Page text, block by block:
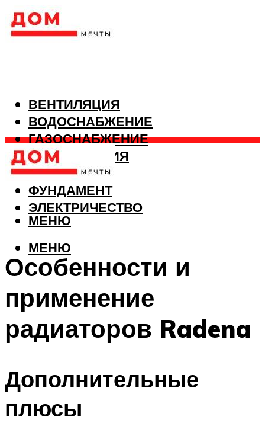
ВЕНТИЛЯЦИЯ
ВОДОСНАБЖЕНИЕ
ГАЗОСНАБЖЕНИЕ
КАНАЛИЗАЦИЯ
ОТОПЛЕНИЕ
ФУНДАМЕНТ
ЭЛЕКТРИЧЕСТВО
МЕНЮ
МЕНЮ
Особенности и
применение
радиаторов Radena
Дополнительные
плюсы